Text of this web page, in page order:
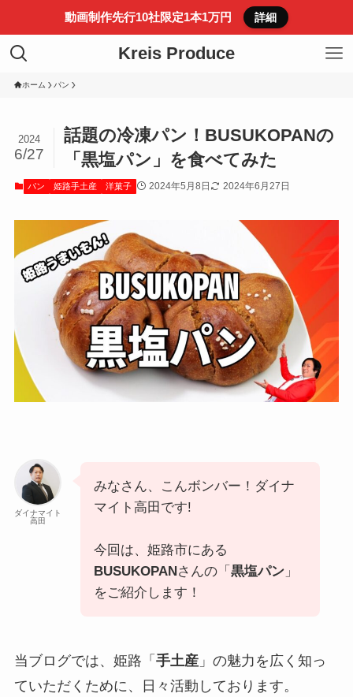
動画制作先行10社限定1本1万円 詳細
Kreis Produce
ホーム パン
話題の冷凍パン！BUSUKOPANの
「黒塩パン」を食べてみた
2024
6/27
パン 姫路手土産 洋菓子 2024年5月8日 2024年6月27日
ダイナマイト
高田
みなさん、こんボンバー！ダイナ
マイト高田です!
今回は、姫路市にある
BUSUKOPANさんの「 黒塩パン」
をご紹介します！
当ブログでは、姫路「 手土産」の魅力を広く知っ
ていただくために、日々活動しております。